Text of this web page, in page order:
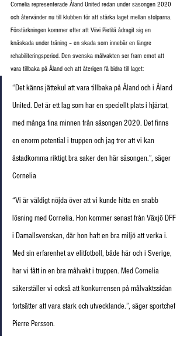
Cornelia representerade Åland United redan under säsongen 2020
och återvänder nu till klubben för att stärka laget mellan stolparna.
Förstärkningen kommer efter att Viivi Pietilä ådragit sig en
knäskada under träning – en skada som innebär en längre
rehabiliteringsperiod. Den svenska målvakten ser fram emot att
vara tillbaka på Åland och att återigen få bidra till laget:
“Det känns jättekul att vara tillbaka på Åland och i Åland
United. Det är ett lag som har en speciellt plats i hjärtat,
med många fina minnen från säsongen 2020. Det finns
en enorm potential i truppen och jag tror att vi kan
åstadkomma riktigt bra saker den här säsongen.”, säger
Cornelia
“Vi är väldigt nöjda över att vi kunde hitta en snabb
lösning med Cornelia. Hon kommer senast från Växjö DFF
i Damallsvenskan, där hon haft en bra miljö att verka i.
Med sin erfarenhet av elitfotboll, både här och i Sverige,
har vi fått in en bra målvakt i truppen. Med Cornelia
säkerställer vi också att konkurrensen på målvaktssidan
fortsätter att vara stark och utvecklande.”, säger sportchef
Pierre Persson.